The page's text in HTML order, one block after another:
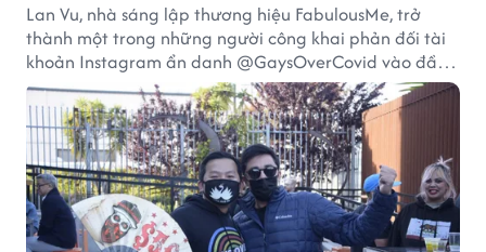
Lan Vu, nhà sáng lập thương hiệu FabulousMe, trở
thành một trong những người công khai phản đối tài
khoản Instagram ẩn danh @GaysOverCovid vào đầu
năm 2021, trong bối cảnh đại dịch COVID-19 vẫn diễn
biến nghiêm trọng.